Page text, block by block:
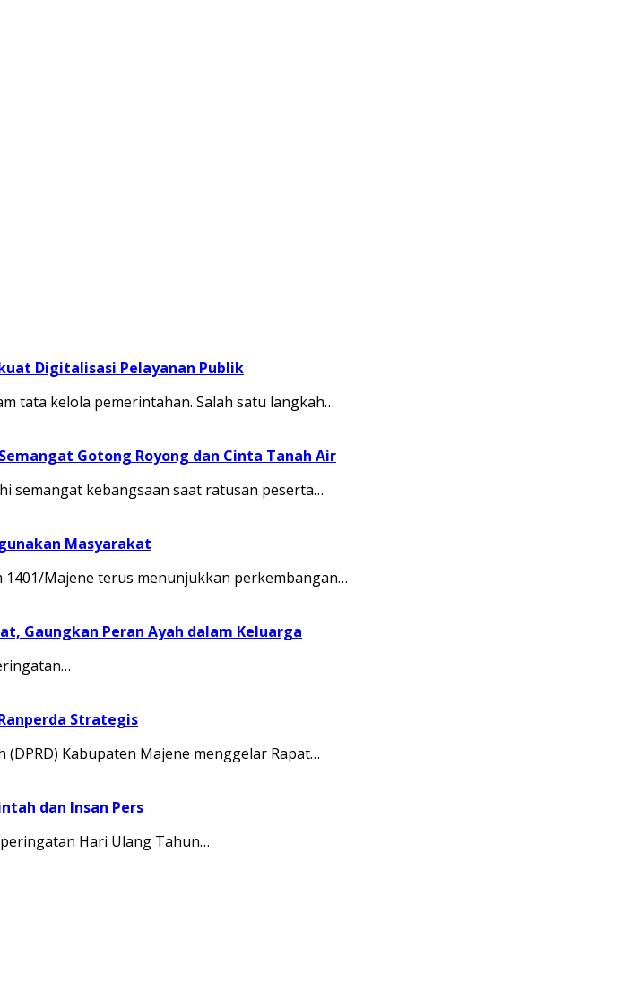
Digitalisasi Pelayanan Publik
tata kelola pemerintahan. Salah satu langkah…
Gotong Royong dan Cinta Tanah Air
semangat kebangsaan saat ratusan peserta…
Masyarakat
Majene terus menunjukkan perkembangan…
Gaungkan Peran Ayah dalam Keluarga
Strategis
Kabupaten Majene menggelar Rapat…
dan Insan Pers
Hari Ulang Tahun…